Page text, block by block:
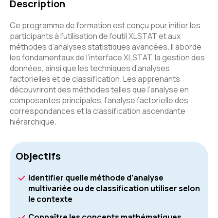
Description
Ce programme de formation est conçu pour initier les
participants à l’utilisation de l’outil XLSTAT et aux
méthodes d’analyses statistiques avancées. Il aborde
les fondamentaux de l’interface XLSTAT, la gestion des
données, ainsi que les techniques d’analyses
factorielles et de classification. Les apprenants
découvriront des méthodes telles que l’analyse en
composantes principales, l’analyse factorielle des
correspondances et la classification ascendante
hiérarchique.
Objectifs
Identifier quelle méthode d’analyse
multivariée ou de classification utiliser selon
le contexte